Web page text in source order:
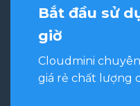
Bắt đầu sử
giờ
Cloudmini
giá rẻ chất lượng